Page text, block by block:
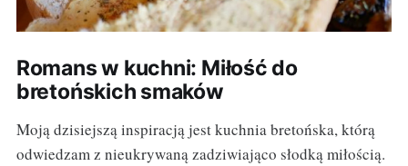
Romans w kuchni: Miłość do
bretońskich smaków
Moją dzisiejszą inspiracją jest kuchnia bretońska, którą
odwiedzam z nieukrywaną zadziwiająco słodką miłością.